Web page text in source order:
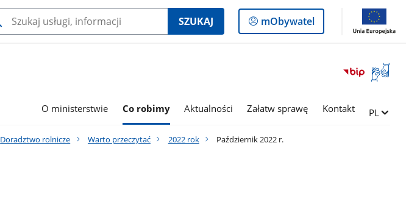
SZUKAJ
Logowanie
do
mObywatel
Otwórz
okno
języka
O ministerstwie Co robimy Aktualności Załatw sprawę Kontakt Zmień
PL
Doradztwo rolnicze Warto przeczytać 2022 rok Październik 2022 r.